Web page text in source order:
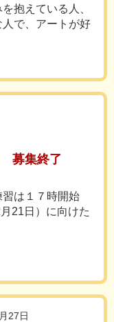
抱えている人、
で、アートが好
募集終了
は１７時開始
21日）に向けた
27日